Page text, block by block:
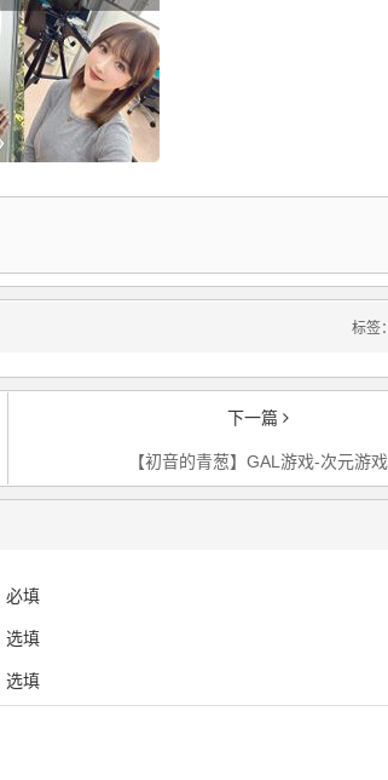
标签：
下一篇
【初音的青葱】GAL游戏-次元游戏
必填
选填
选填